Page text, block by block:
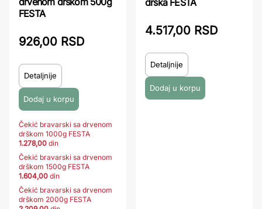
FESTA
926,00 RSD
Detaljnije
Čekić bravarski sa drvenom
drškom 1000g FESTA
1.278,00 din
Čekić bravarski sa drvenom
drškom 1500g FESTA
1.604,00 din
Čekić bravarski sa drvenom
drškom 2000g FESTA
4.517,00 RSD
Detaljnije